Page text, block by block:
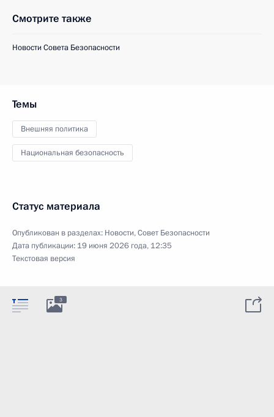
Смотрите также
Новости Совета Безопасности
Темы
Внешняя политика
Национальная безопасность
Статус материала
Опубликован в разделах: Новости,Совет Безопасности
Дата публикации: 19 июня 2026 года, 12:35
Текстовая версия
3